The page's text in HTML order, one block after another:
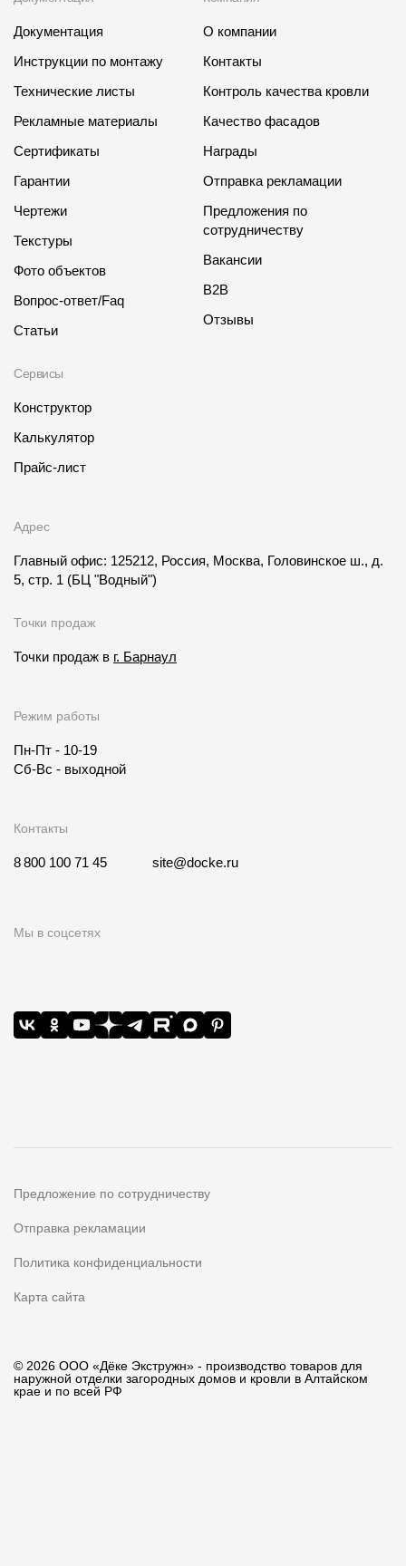
Документация
Инструкции по монтажу
Технические листы
Рекламные материалы
Сертификаты
Гарантии
Чертежи
Текстуры
Фото объектов
Вопрос-ответ/Faq
Статьи
Сервисы
Конструктор
Калькулятор
Прайс-лист
О компании
Контакты
Контроль качества кровли
Качество фасадов
Награды
Отправка рекламации
Предложения по
сотрудничеству
Вакансии
B2B
Отзывы
Адрес
Главный офис: 125212, Россия, Москва, Головинское ш., д.
5, стр. 1 (БЦ "Водный")
Точки продаж
Точки продаж в г. Барнаул
Режим работы
Пн-Пт - 10-19
Сб-Вс - выходной
Контакты
8 800 100 71 45 site@docke.ru
Мы в соцсетях
Предложение по сотрудничеству
Отправка рекламации
Политика конфиденциальности
Карта сайта
© 2026 ООО «Дёке Экстружн» - производство товаров для
наружной отделки загородных домов и кровли в Алтайском
крае и по всей РФ